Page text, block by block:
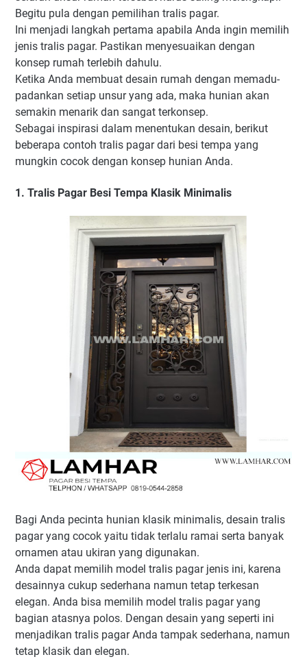
Begitu pula dengan pemilihan tralis pagar.
Ini menjadi langkah pertama apabila Anda ingin memilih
jenis tralis pagar. Pastikan menyesuaikan dengan
konsep rumah terlebih dahulu.
Ketika Anda membuat desain rumah dengan memadu-
padankan setiap unsur yang ada, maka hunian akan
semakin menarik dan sangat terkonsep.
Sebagai inspirasi dalam menentukan desain, berikut
beberapa contoh tralis pagar dari besi tempa yang
mungkin cocok dengan konsep hunian Anda.
1. Tralis Pagar Besi Tempa Klasik Minimalis
Bagi Anda pecinta hunian klasik minimalis, desain tralis
pagar yang cocok yaitu tidak terlalu ramai serta banyak
ornamen atau ukiran yang digunakan.
Anda dapat memilih model tralis pagar jenis ini, karena
desainnya cukup sederhana namun tetap terkesan
elegan. Anda bisa memilih model tralis pagar yang
bagian atasnya polos. Dengan desain yang seperti ini
menjadikan tralis pagar Anda tampak sederhana, namun
tetap klasik dan elegan.